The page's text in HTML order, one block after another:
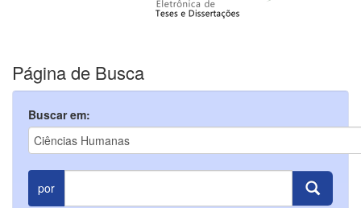
Página de Busca
Buscar em:
por